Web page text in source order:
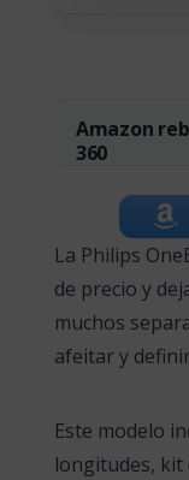
Amazon
360
La Philips
de precio y
muchos
afeitar y
Este modelo
longitudes,